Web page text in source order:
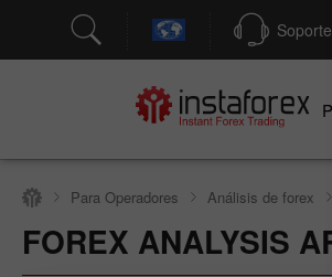
Soporte
Para Operadores Análisis de forex
FOREX ANALYSIS